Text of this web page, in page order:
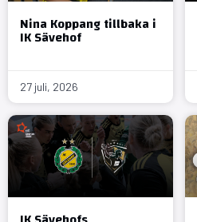
Nina Koppang tillbaka i
IK Sävehof
27 juli, 2026